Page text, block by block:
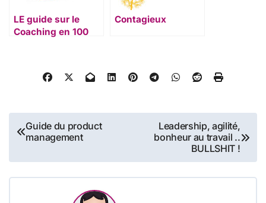
LE guide sur le
Coaching en 100
Contagieux
Navigation
l’article
Guide du product
management
Leadership, agilité,
bonheur au travail ..
BULLSHIT !